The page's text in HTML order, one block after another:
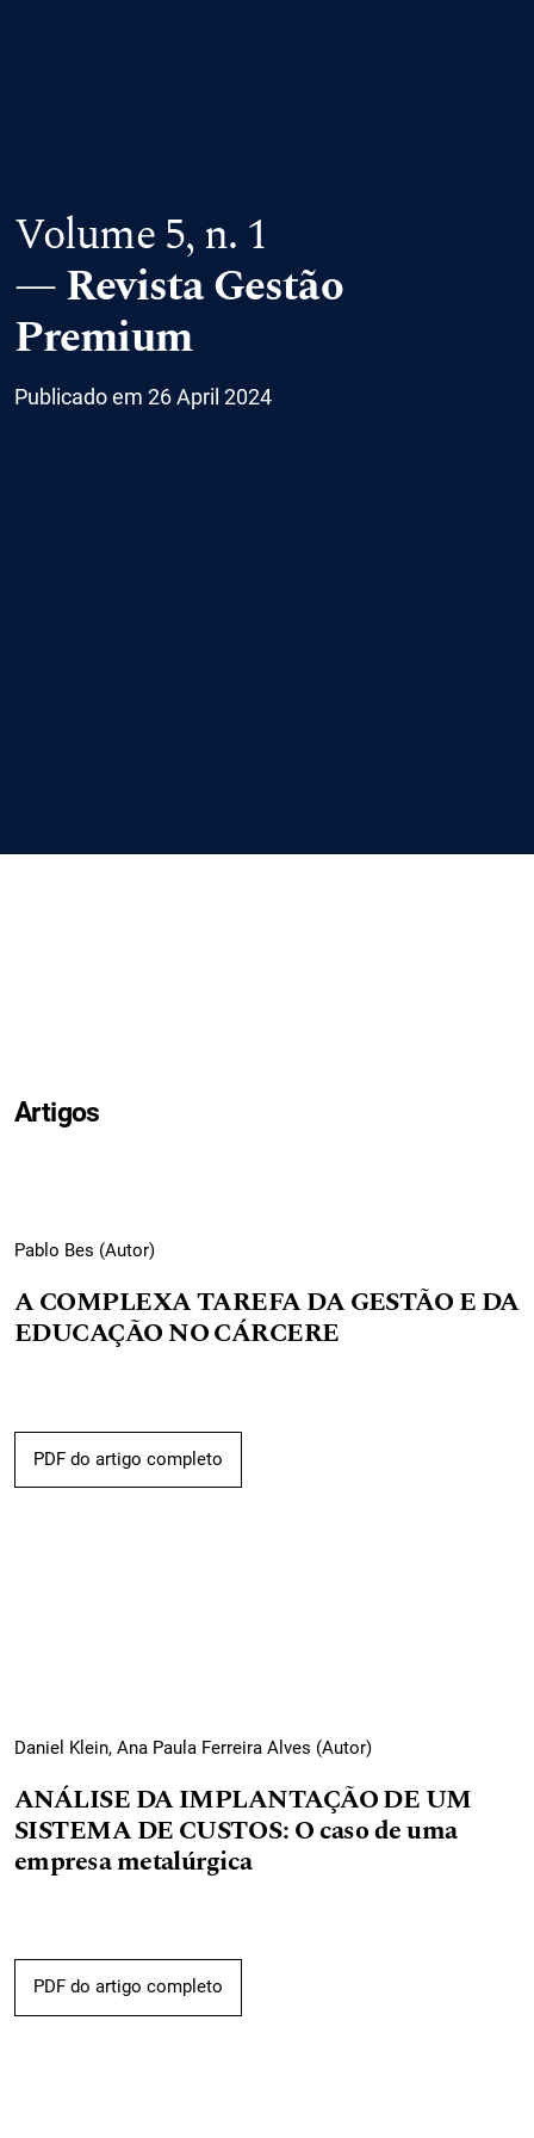
Volume 5,n. 1
Revista Gestão
Premium
Publicado em 26 April 2024
Artigos
Pablo Bes (Autor)
A COMPLEXA TAREFA DA GESTÃO E DA
EDUCAÇÃO NO CÁRCERE
PDF do artigo completo
Daniel Klein, Ana Paula Ferreira Alves (Autor)
ANÁLISE DA IMPLANTAÇÃO DE UM
SISTEMA DE CUSTOS: O caso de uma
empresa metalúrgica
PDF do artigo completo